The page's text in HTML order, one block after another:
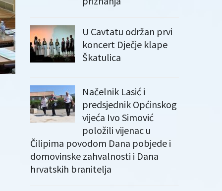
U Cavtatu održan prvi
koncert Dječje klape
Škatulica
Načelnik Lasić i
predsjednik Općinskog
vijeća Ivo Simović
položili vijenac u
Čilipima povodom Dana pobjede i
domovinske zahvalnosti i Dana
hrvatskih branitelja